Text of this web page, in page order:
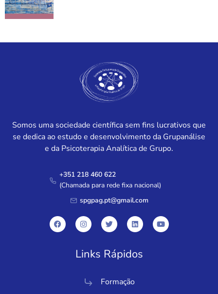
Somos uma sociedade científica sem fins lucrativos que
se dedica ao estudo e desenvolvimento da Grupanálise
e da Psicoterapia Analítica de Grupo.
+351 218 460 622
(Chamada para rede fixa nacional)
spgpag.pt@gmail.com
Links Rápidos
Formação